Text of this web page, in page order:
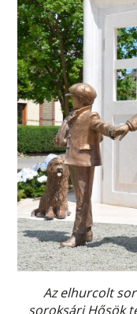
Az elhurcolt
soroksári Hősök